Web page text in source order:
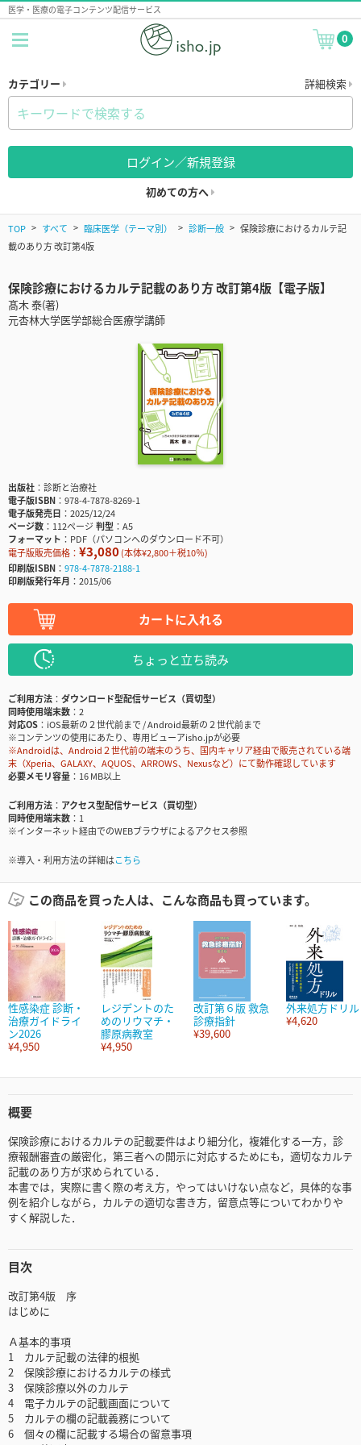
医学・医療の電子コンテンツ配信サービス
0
カテゴリー 詳細検索
ログイン／新規登録
初めての方へ
TOP すべて 臨床医学（テーマ別） 診断一般
保険診療におけるカルテ記
載のあり方 改訂第4版
保険診療におけるカルテ記載のあり方 改訂第4版【電子版】
髙木 泰(著)
元杏林大学医学部総合医療学講師
出版社
診断と治療社
電子版ISBN
978-4-7878-8269-1
電子版発売日
2025/12/24
ページ数
112ページ判型
A5
フォーマット
PDF（パソコンへのダウンロード不可）
電子版販売価格： ¥3,080(本体¥2,800＋税10％)
印刷版ISBN
978-4-7878-2188-1
印刷版発行年月
2015/06
カートに入れる
ちょっと立ち読み
ご利用方法
ダウンロード型配信サービス（買切型）
同時使用端末数
2
対応OS
iOS最新の２世代前まで / Android最新の２世代前まで
※コンテンツの使用にあたり、専用ビューアisho.jpが必要
※Androidは、Android２世代前の端末のうち、国内キャリア経由で販売されている端
末（Xperia、GALAXY、AQUOS、ARROWS、Nexusなど）にて動作確認しています
必要メモリ容量
16 MB以上
ご利用方法
アクセス型配信サービス（買切型）
同時使用端末数
1
※インターネット経由でのWEBブラウザによるアクセス参照
※導入・利用方法の詳細はこちら
この商品を買った人は、こんな商品も買っています。
性感染症 診断・
治療ガイドライ
ン2026
¥4,950
レジデントのた
めのリウマチ・
膠原病教室
¥4,950
改訂第６版 救急
診療指針
¥39,600
外来処方ドリル
¥4,620
概要
保険診療におけるカルテの記載要件はより細分化，複雑化する一方，診
療報酬審査の厳密化，第三者への開示に対応するためにも，適切なカルテ
記載のあり方が求められている．
本書では，実際に書く際の考え方，やってはいけない点など，具体的な事
例を紹介しながら，カルテの適切な書き方，留意点等についてわかりや
すく解説した．
目次
改訂第4版 序
はじめに
Ａ基本的事項
1 カルテ記載の法律的根拠
2 保険診療におけるカルテの様式
3 保険診療以外のカルテ
4 電子カルテの記載画面について
5 カルテの欄の記載義務について
6 個々の欄に記載する場合の留意事項